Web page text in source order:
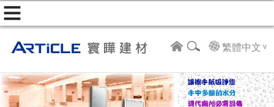
繁體中文